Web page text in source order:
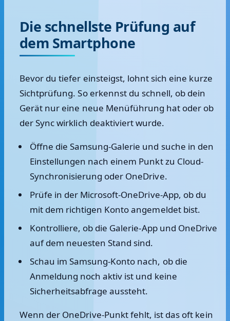
Die schnellste Prüfung auf
dem Smartphone
Bevor du tiefer einsteigst, lohnt sich eine kurze
Sichtprüfung. So erkennst du schnell, ob dein
Gerät nur eine neue Menüführung hat oder ob
der Sync wirklich deaktiviert wurde.
Öffne die Samsung-Galerie und suche in den
Einstellungen nach einem Punkt zu Cloud-
Synchronisierung oder OneDrive.
Prüfe in der Microsoft-OneDrive-App, ob du
mit dem richtigen Konto angemeldet bist.
Kontrolliere, ob die Galerie-App und OneDrive
auf dem neuesten Stand sind.
Schau im Samsung-Konto nach, ob die
Anmeldung noch aktiv ist und keine
Sicherheitsabfrage aussteht.
Wenn der OneDrive-Punkt fehlt, ist das oft kein